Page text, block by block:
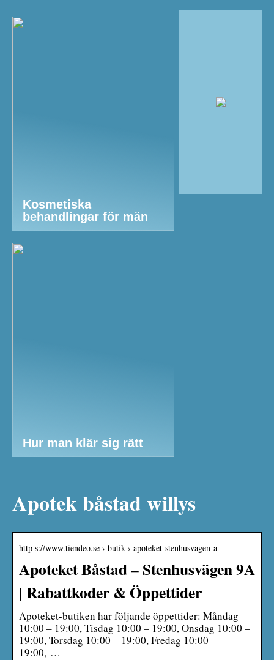
Kosmetiska
behandlingar för män
Hur man klär sig rätt
Apotek båstad willys
http s://www.tiendeo.se › butik › apoteket-stenhusvagen-a
Apoteket Båstad – Stenhusvägen 9A
| Rabattkoder & Öppettider
Apoteket-butiken har följande öppettider: Måndag
10:00 – 19:00, Tisdag 10:00 – 19:00, Onsdag 10:00 –
19:00, Torsdag 10:00 – 19:00, Fredag 10:00 –
19:00, …